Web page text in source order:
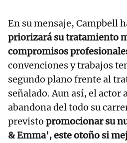
En su mensaje, Campbell
priorizará su tratamiento
compromisos
convenciones y trabajos
segundo plano frente al
señalado. Aun así, el actor
abandona del todo su
previsto promocionar su
& Emma', este otoño si